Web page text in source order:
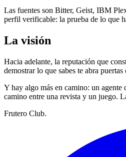
Las fuentes son Bitter, Geist, IBM
perfil verificable: la prueba de lo que
La visión
Hacia adelante, la reputación que
demostrar lo que sabes te abra puertas
Y hay algo más en camino: un agente
camino entre una revista y un juego.
Frutero Club.